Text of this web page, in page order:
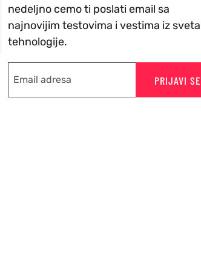
nedeljno cemo ti poslati email sa
najnovijim testovima i vestima iz sveta
tehnologije.
PRIJAVI SE